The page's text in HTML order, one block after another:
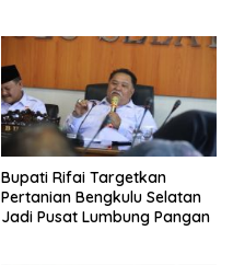
Bupati Rifai Targetkan
Pertanian Bengkulu Selatan
Jadi Pusat Lumbung Pangan